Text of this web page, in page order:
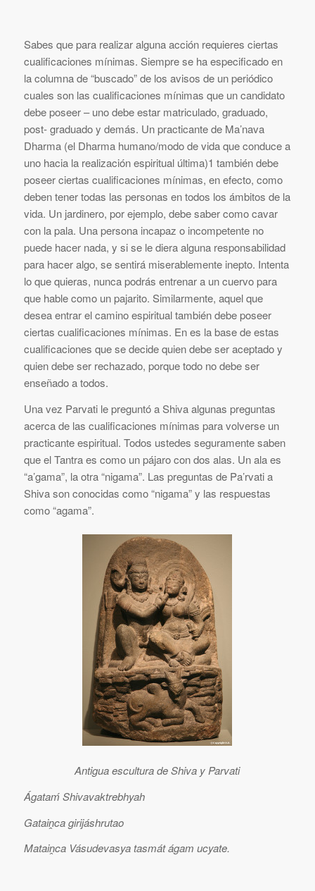
Sabes que para realizar alguna acción requieres ciertas
cualificaciones mínimas. Siempre se ha especificado en
la columna de “buscado” de los avisos de un periódico
cuales son las cualificaciones mínimas que un candidato
debe poseer – uno debe estar matriculado, graduado,
post- graduado y demás. Un practicante de Ma’nava
Dharma (el Dharma humano/modo de vida que conduce a
uno hacia la realización espiritual última)1 también debe
poseer ciertas cualificaciones mínimas, en efecto, como
deben tener todas las personas en todos los ámbitos de la
vida. Un jardinero, por ejemplo, debe saber como cavar
con la pala. Una persona incapaz o incompetente no
puede hacer nada, y si se le diera alguna responsabilidad
para hacer algo, se sentirá miserablemente inepto. Intenta
lo que quieras, nunca podrás entrenar a un cuervo para
que hable como un pajarito. Similarmente, aquel que
desea entrar el camino espiritual también debe poseer
ciertas cualificaciones mínimas. En es la base de estas
cualificaciones que se decide quien debe ser aceptado y
quien debe ser rechazado, porque todo no debe ser
enseñado a todos.
Una vez Parvati le preguntó a Shiva algunas preguntas
acerca de las cualificaciones mínimas para volverse un
practicante espiritual. Todos ustedes seguramente saben
que el Tantra es como un pájaro con dos alas. Un ala es
“a’gama”, la otra “nigama”. Las preguntas de Pa’rvati a
Shiva son conocidas como “nigama” y las respuestas
como “agama”.
Antigua escultura de Shiva y Parvati
Ágataḿ Shivavaktrebhyah
Gataiṋca girijáshrutao
Mataiṋca Vásudevasya tasmát ágam ucyate.